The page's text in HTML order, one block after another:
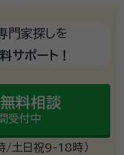
門家探しを
サポート！
無料相談
受付中
/土日祝9-18時）